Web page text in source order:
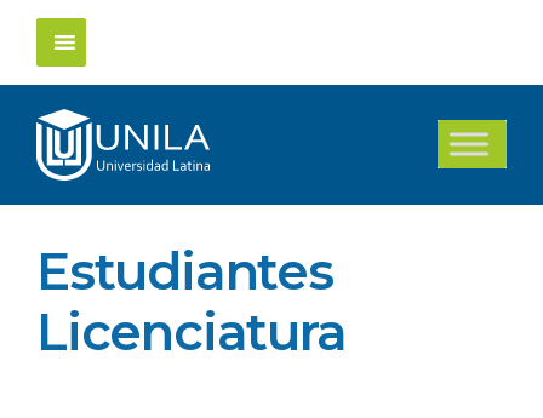
Saltar
contenido
Estudiantes
Licenciatura